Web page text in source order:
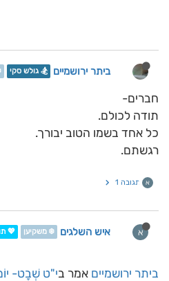
ביתר ירושמיים 🏂 גולש סקי
חברים-
תודה לכולם.
כל אחד בשמו הטוב יבורך.
רגשתם.
א תגובה 1
א איש השלגים ❄️ משקיען 💖
ביתר ירושמיים אמר בי"ט שְׁבָט-